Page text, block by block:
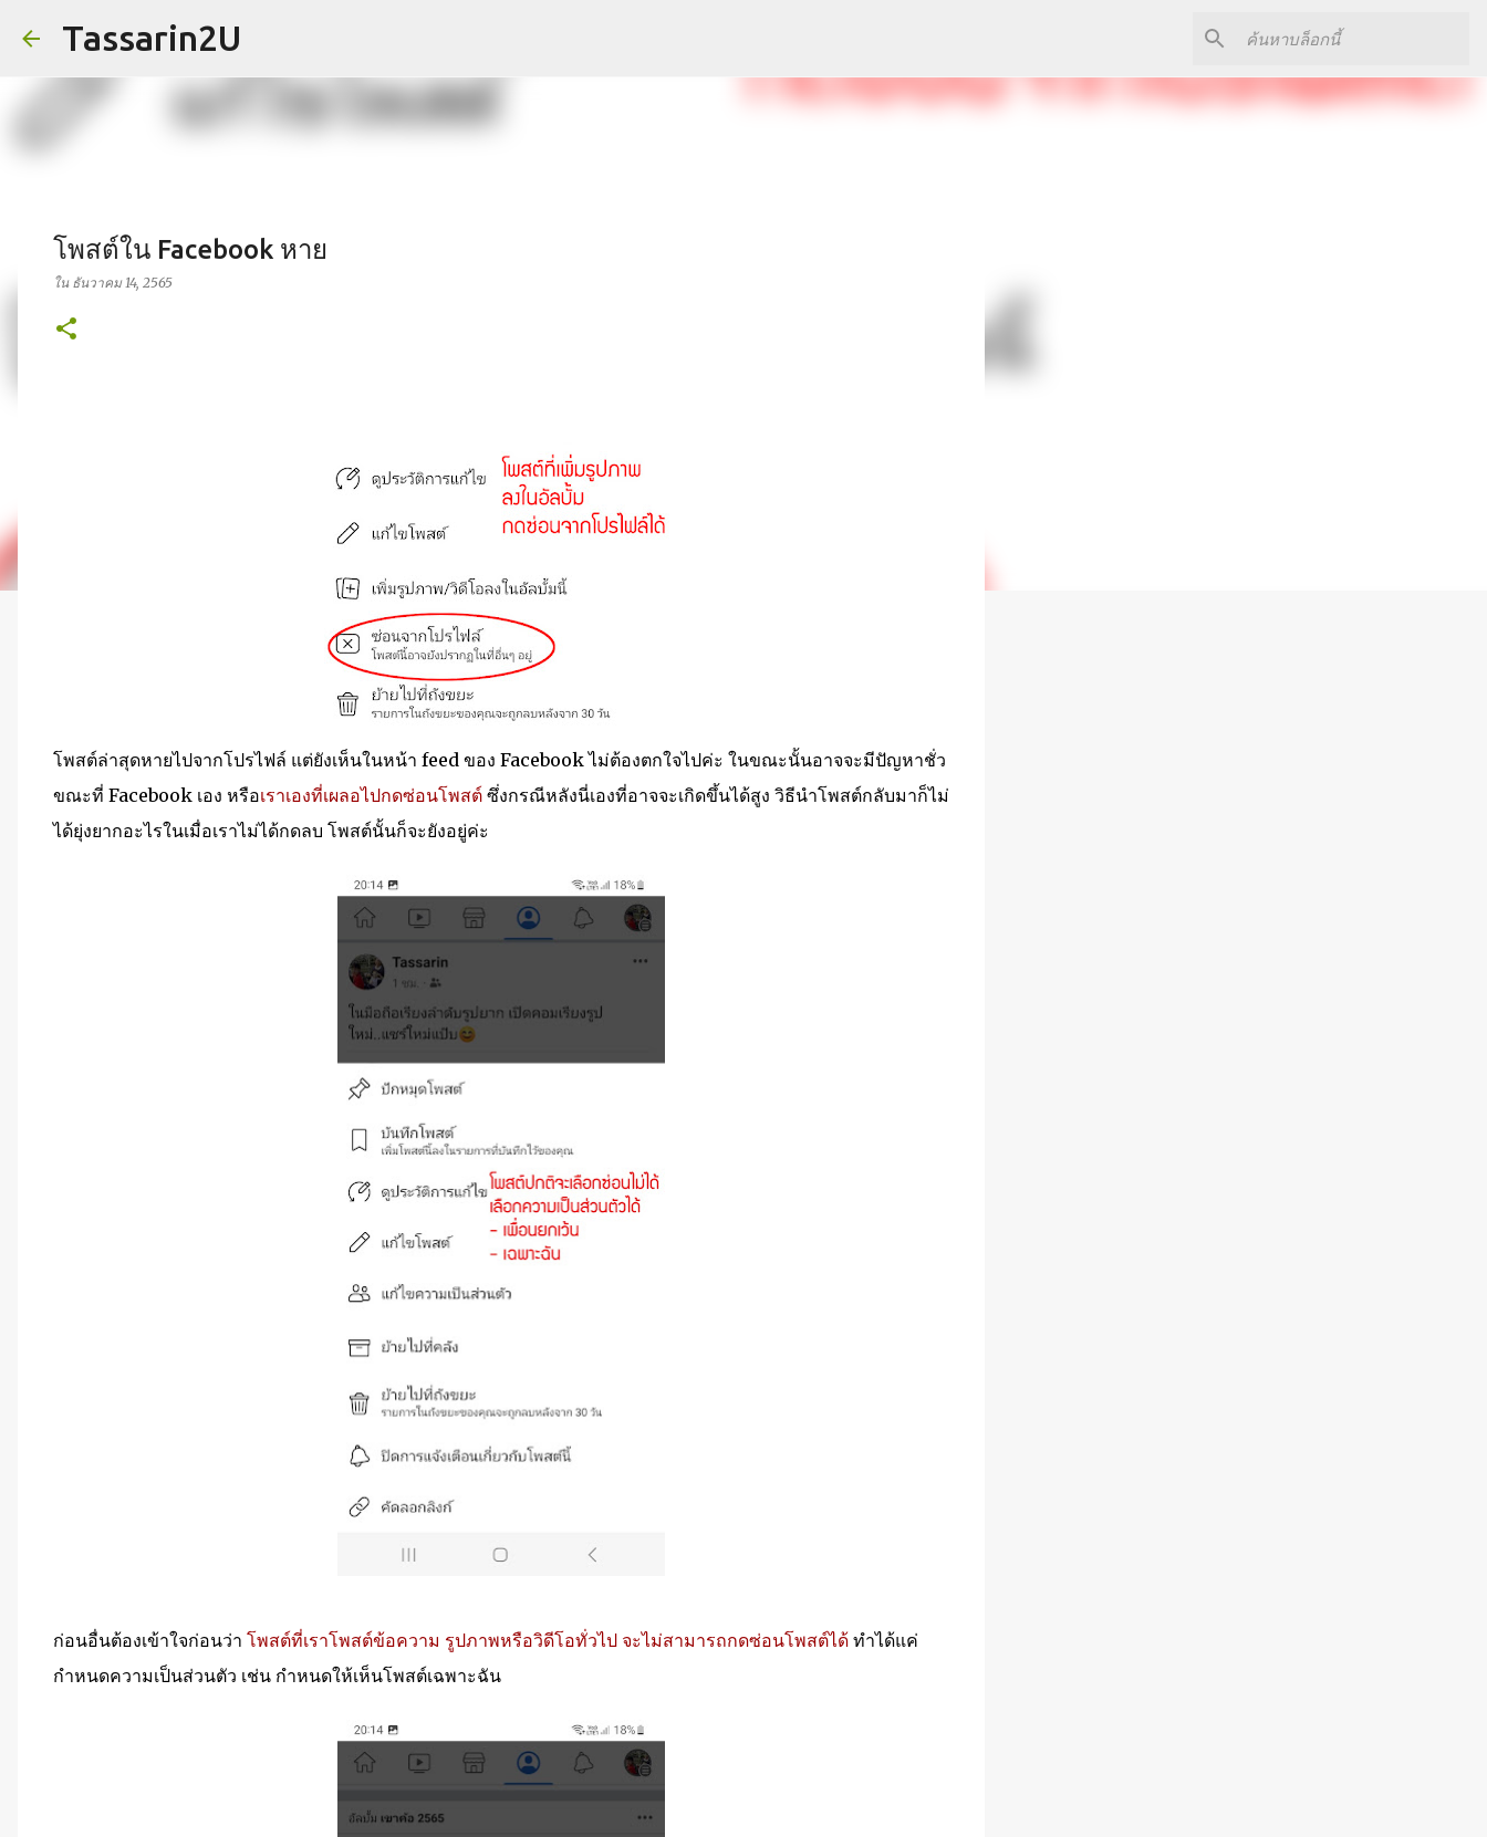
Tassarin2U
โพสต์ใน Facebook หาย
ใน ธันวาคม 14, 2565
โพสต์ล่าสุดหายไปจากโปรไฟล์ แต่ยังเห็นในหน้า feed ของ Facebook ไม่ต้องตกใจไปค่ะ ในขณะนั้นอาจจะมีปัญหาชั่ว
ขณะที่ Facebook เอง หรือเราเองที่เผลอไปกดซ่อนโพสต์ ซึ่งกรณีหลังนี่เองที่อาจจะเกิดขึ้นได้สูง วิธีนำโพสต์กลับมาก็ไม่
ได้ยุ่งยากอะไรในเมื่อเราไม่ได้กดลบ โพสต์นั้นก็จะยังอยู่ค่ะ
ก่อนอื่นต้องเข้าใจก่อนว่า โพสต์ที่เราโพสต์ข้อความ รูปภาพหรือวิดีโอทั่วไป จะไม่สามารถกดซ่อนโพสต์ได้ ทำได้แค่
กำหนดความเป็นส่วนตัว เช่น กำหนดให้เห็นโพสต์เฉพาะฉัน